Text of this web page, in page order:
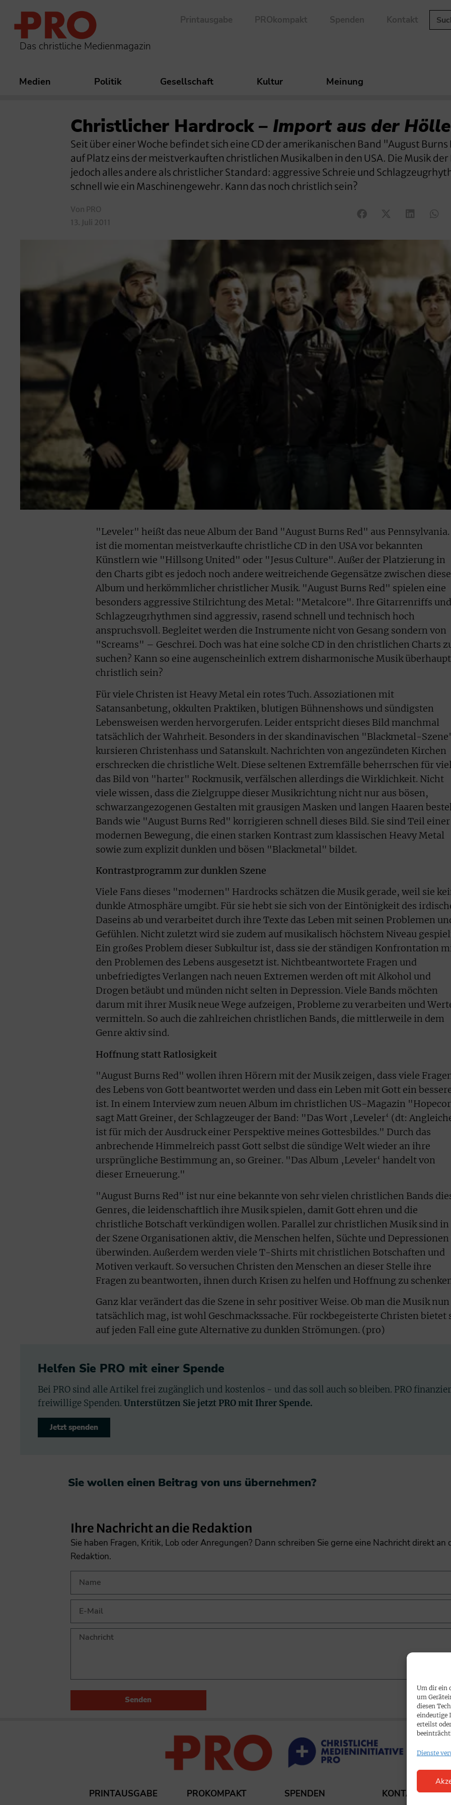
Um dir ein
um
diesen
eindeutige
erteilst
Dienste
Das christliche Medienmagazin
Printausgabe PROkompakt Spenden Kontakt
Medien Politik Gesellschaft Kultur Meinung
Christlicher Hardrock – Import aus der
Seit über einer Woche befindet sich eine CD der amerikanischen Band "August Burns
auf Platz eins der meistverkauften christlichen Musikalben in den USA. Die Musik der
jedoch alles andere als christlicher Standard: aggressive Schreie und
schnell wie ein Maschinengewehr. Kann das noch christlich sein?
Von PRO
13. Juli 2011
"Leveler" heißt das neue Album der Band "August Burns Red" aus Pennsylvania.
ist die momentan meistverkaufte christliche CD in den USA vor bekannten
Künstlern wie "Hillsong United" oder "Jesus Culture". Außer der Platzierung in
den Charts gibt es jedoch noch andere weitreichende Gegensätze zwischen
Album und herkömmlicher christlicher Musik. "August Burns Red" spielen eine
besonders aggressive Stilrichtung des Metal: "Metalcore". Ihre Gitarrenriffs und
Schlagzeugrhythmen sind aggressiv, rasend schnell und technisch hoch
anspruchsvoll. Begleitet werden die Instrumente nicht von Gesang sondern von
"Screams" – Geschrei. Doch was hat eine solche CD in den christlichen Charts
suchen? Kann so eine augenscheinlich extrem disharmonische Musik überhaupt
christlich sein?
Für viele Christen ist Heavy Metal ein rotes Tuch. Assoziationen mit
Satansanbetung, okkulten Praktiken, blutigen Bühnenshows und sündigsten
Lebensweisen werden hervorgerufen. Leider entspricht dieses Bild manchmal
tatsächlich der Wahrheit. Besonders in der skandinavischen "Blackmetal-
kursieren Christenhass und Satanskult. Nachrichten von angezündeten Kirchen
erschrecken die christliche Welt. Diese seltenen Extremfälle beherrschen für
das Bild von "harter" Rockmusik, verfälschen allerdings die Wirklichkeit. Nicht
viele wissen, dass die Zielgruppe dieser Musikrichtung nicht nur aus bösen,
schwarzangezogenen Gestalten mit grausigen Masken und langen Haaren
Bands wie "August Burns Red" korrigieren schnell dieses Bild. Sie sind Teil einer
modernen Bewegung, die einen starken Kontrast zum klassischen Heavy Metal
sowie zum explizit dunklen und bösen "Blackmetal" bildet.
Kontrastprogramm zur dunklen Szene
Viele Fans dieses "modernen" Hardrocks schätzen die Musik gerade, weil sie
dunkle Atmosphäre umgibt. Für sie hebt sie sich von der Eintönigkeit des
Daseins ab und verarbeitet durch ihre Texte das Leben mit seinen Problemen
Gefühlen. Nicht zuletzt wird sie zudem auf musikalisch höchstem Niveau
Ein großes Problem dieser Subkultur ist, dass sie der ständigen Konfrontation
den Problemen des Lebens ausgesetzt ist. Nichtbeantwortete Fragen und
unbefriedigtes Verlangen nach neuen Extremen werden oft mit Alkohol und
Drogen betäubt und münden nicht selten in Depression. Viele Bands möchten
darum mit ihrer Musik neue Wege aufzeigen, Probleme zu verarbeiten und
vermitteln. So auch die zahlreichen christlichen Bands, die mittlerweile in dem
Genre aktiv sind.
Hoffnung statt Ratlosigkeit
"August Burns Red" wollen ihren Hörern mit der Musik zeigen, dass viele
des Lebens von Gott beantwortet werden und dass ein Leben mit Gott ein
ist. In einem Interview zum neuen Album im christlichen US-Magazin
sagt Matt Greiner, der Schlagzeuger der Band: "Das Wort ‚Leveler‘ (dt:
ist für mich der Ausdruck einer Perspektive meines Gottesbildes." Durch das
anbrechende Himmelreich passt Gott selbst die sündige Welt wieder an ihre
ursprüngliche Bestimmung an, so Greiner. "Das Album ‚Leveler‘ handelt von
dieser Erneuerung."
"August Burns Red" ist nur eine bekannte von sehr vielen christlichen Bands
Genres, die leidenschaftlich ihre Musik spielen, damit Gott ehren und die
christliche Botschaft verkündigen wollen. Parallel zur christlichen Musik sind in
der Szene Organisationen aktiv, die Menschen helfen, Süchte und Depressionen
überwinden. Außerdem werden viele T-Shirts mit christlichen Botschaften und
Motiven verkauft. So versuchen Christen den Menschen an dieser Stelle ihre
Fragen zu beantworten, ihnen durch Krisen zu helfen und Hoffnung zu
Ganz klar verändert das die Szene in sehr positiver Weise. Ob man die Musik nun
tatsächlich mag, ist wohl Geschmackssache. Für rockbegeisterte Christen bietet
auf jeden Fall eine gute Alternative zu dunklen Strömungen. (pro)
Helfen Sie PRO mit einer Spende
Bei PRO sind alle Artikel frei zugänglich und kostenlos - und das soll auch so bleiben. PRO
freiwillige Spenden. Unterstützen Sie jetzt PRO mit Ihrer Spende.
Jetzt spenden
Sie wollen einen Beitrag von uns übernehmen?​
Ihre Nachricht an die Redaktion
Sie haben Fragen, Kritik, Lob oder Anregungen? Dann schreiben Sie gerne eine Nachricht direkt an
Redaktion.
Senden
PRINTAUSGABE
PROKOMPAKT
SPENDEN
KONTAKT